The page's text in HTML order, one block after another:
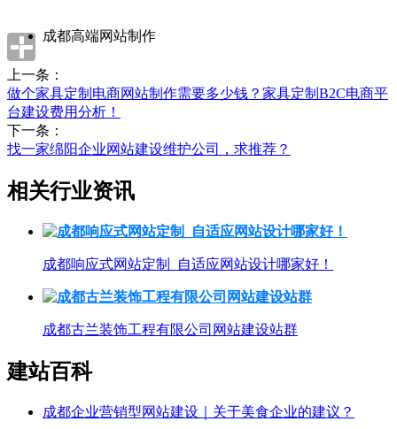
成都高端网站制作
上一条：
做个家具定制电商网站制作需要多少钱？家具定制B2C电商平
台建设费用分析！
下一条：
找一家绵阳企业网站建设维护公司，求推荐？
相关行业资讯
成都响应式网站定制_自适应网站设计哪家好！
成都古兰装饰工程有限公司网站建设站群
建站百科
成都企业营销型网站建设｜关于美食企业的建议？